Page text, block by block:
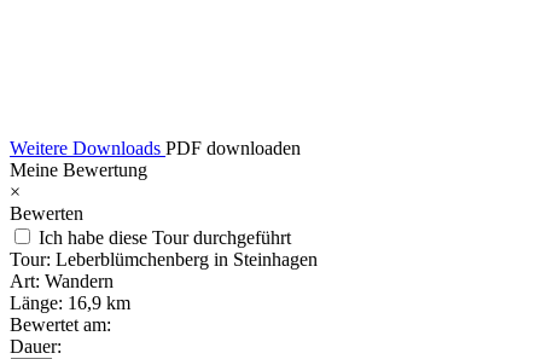
Weitere Downloads PDF downloaden
Meine Bewertung
×
Bewerten
Ich habe diese Tour durchgeführt
Tour: Leberblümchenberg in Steinhagen
Art: Wandern
Länge: 16,9 km
Bewertet am:
Dauer: